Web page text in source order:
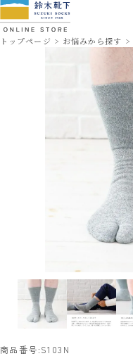
トップページ お悩みから探す
商品番号 S103N